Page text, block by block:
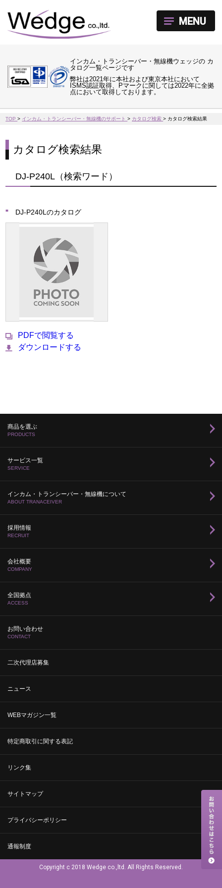
インカム・トランシーバー・無線機ウェッジの カ
タログ一覧ページです
弊社は2021年に本社および東京本社において
ISMS認証取得、Pマークに関しては2022年に全拠
点において取得しております。
MENU
TOP> インカム・トランシーバー・無線機のサポート> カタログ検索> カタログ検索結果
カタログ検索結果
DJ-P240L（検索ワード）
DJ-P240Lのカタログ
PDFで閲覧する
ダウンロードする
商品を選ぶ
PRODUCTS
サービス一覧
SERVICE
インカム・トランシーバー・無線機について
ABOUT TRANACEIVER
採用情報
RECRUIT
会社概要
COMPANY
全国拠点
ACCESS
お問い合わせ
CONTACT
二次代理店募集
ニュース
WEBマガジン一覧
特定商取引に関する表記
リンク集
サイトマップ
プライバシーポリシー
通報制度
Copyright c 2018 Wedge co.,ltd. All Rights Reserved.